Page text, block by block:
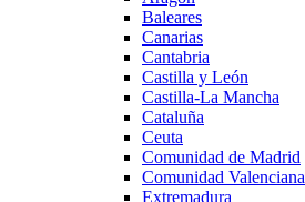
Baleares
Canarias
Cantabria
Castilla y León
Castilla-La Mancha
Cataluña
Ceuta
Comunidad de Madrid
Comunidad Valenciana
Extremadura